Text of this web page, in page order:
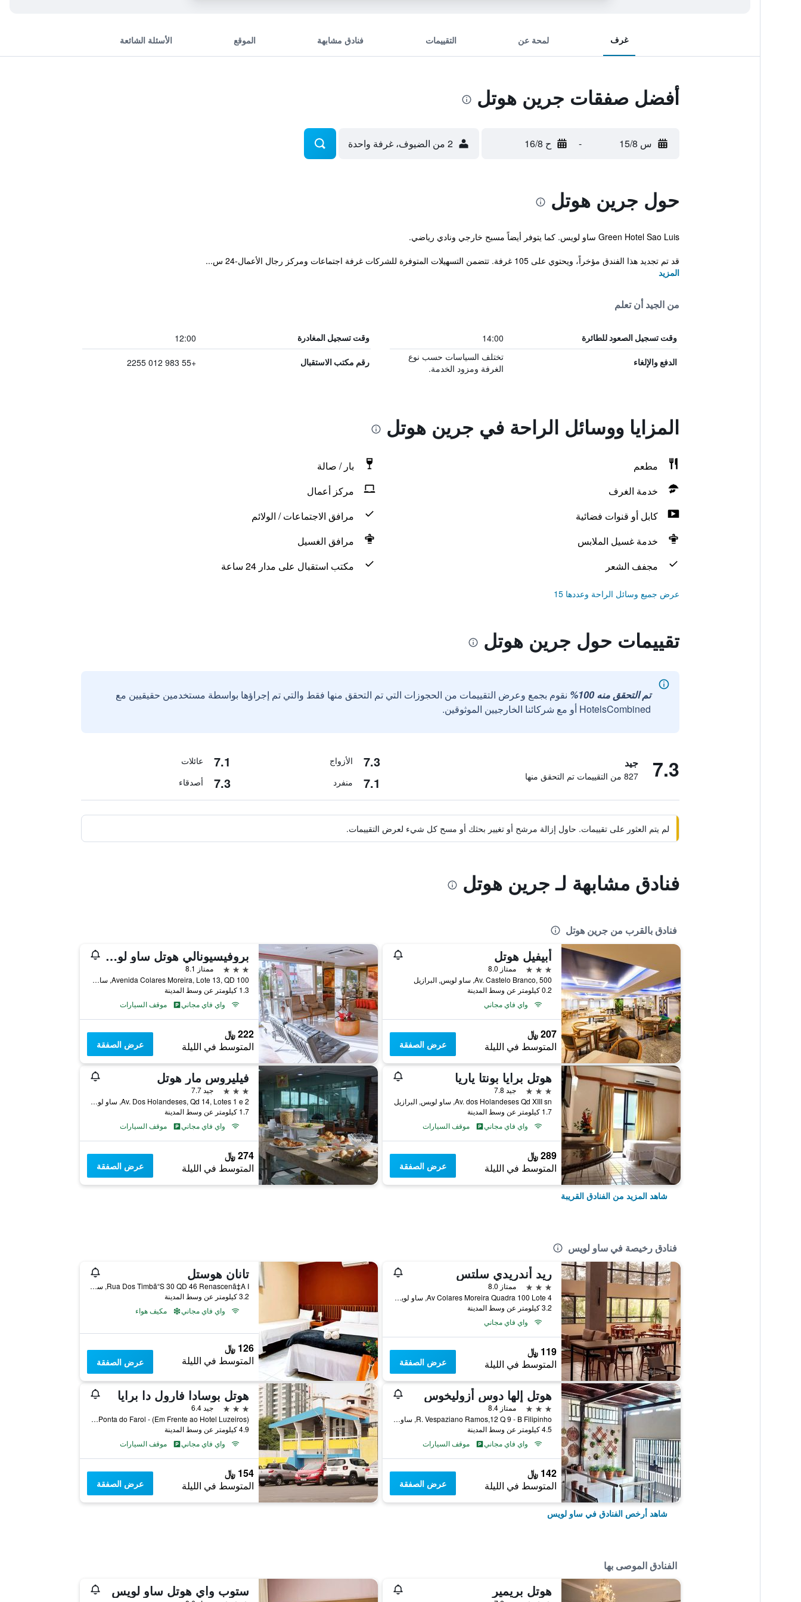
غرف لمحة عن التقييمات فنادق مشابهة الموقع الأسئلة الشائعة
أفضل صفقات جرين هوتل
س 15/8 - ح 16/8 2 من الضيوف، غرفة واحدة
حول جرين هوتل
Green Hotel Sao Luis ساو لويس. كما يتوفر أيضاً مسبح خارجي ونادي رياضي.
قد تم تجديد هذا الفندق مؤخراً، ويحتوي على 105 غرفة. تتضمن التسهيلات المتوفرة للشركات غرفة اجتماعات ومركز رجال الأعمال-24 س...
المزيد
من الجيد أن تعلم
وقت تسجيل الصعود للطائرة 14:00 وقت تسجيل المغادرة 12:00
الدفع والإلغاء
تختلف السياسات حسب نوع
الغرفة ومزود الخدمة.
رقم مكتب الاستقبال +55 983 012 2255
المزايا ووسائل الراحة في جرين هوتل
مطعم
بار / صالة
خدمة الغرف
مركز أعمال
كابل أو قنوات فضائية
مرافق الاجتماعات / الولائم
خدمة غسيل الملابس
مرافق الغسيل
مجفف الشعر
مكتب استقبال على مدار 24 ساعة
عرض جميع وسائل الراحة وعددها 15
تقييمات حول جرين هوتل
تم التحقق منه 100%
نقوم بجمع وعرض التقييمات من الحجوزات التي تم التحقق منها فقط والتي تم إجراؤها بواسطة مستخدمين حقيقيين مع
HotelsCombined أو مع شركائنا الخارجيين الموثوقين.
7.3 جيد
827 من التقييمات تم التحقق منها
7.3 الأزواج 7.1 عائلات
7.1 منفرد 7.3 أصدقاء
لم يتم العثور على تقييمات. حاول إزالة مرشح أو تغيير بحثك أو مسح كل شيء لعرض التقييمات.
فنادق مشابهة لـ جرين هوتل
فنادق بالقرب من جرين هوتل
أبيفيل هوتل
3 نجوم
ممتاز 8.0
Av. Castelo Branco, 500, ساو لويس, البرازيل
0.2 كيلومتر عن وسط المدينة
واي فاي مجاني
207 ﷼
المتوسط في الليلة عرض الصفقة
بروفيسيونالي هوتل ساو لويس
3 نجوم
ممتاز 8.1
Avenida Colares Moreira, Lote 13, QD 100, ساو لويس, البرازيل
1.3 كيلومتر عن وسط المدينة
واي فاي مجاني
موقف السيارات
222 ﷼
المتوسط في الليلة عرض الصفقة
هوتل برايا بونتا ياريا
3 نجوم
جيد 7.8
Av. dos Holandeses Qd XIII sn, ساو لويس, البرازيل
1.7 كيلومتر عن وسط المدينة
واي فاي مجاني
موقف السيارات
289 ﷼
المتوسط في الليلة عرض الصفقة
فيليروس مار هوتل
3 نجوم
جيد 7.7
Av. Dos Holandeses, Qd 14, Lotes 1 e 2, ساو لويس, البرازيل
1.7 كيلومتر عن وسط المدينة
واي فاي مجاني
موقف السيارات
274 ﷼
المتوسط في الليلة عرض الصفقة
شاهد المزيد من الفنادق القريبة
فنادق رخيصة في ساو لويس
ريد أندريدي سلتس
3 نجوم
ممتاز 8.0
Av Colares Moreira Quadra 100 Lote 4, ساو لويس, البرازيل
3.2 كيلومتر عن وسط المدينة
واي فاي مجاني
119 ﷼
المتوسط في الليلة عرض الصفقة
تانان هوستل
Rua Dos Timbã“S 30 QD 46 Renascenã‡A I, ساو لويس, البرازيل
3.2 كيلومتر عن وسط المدينة
واي فاي مجاني
مكيف هواء
126 ﷼
المتوسط في الليلة عرض الصفقة
هوتل إلها دوس أزوليخوس
3 نجوم
ممتاز 8.4
R. Vespaziano Ramos,12 Q 9 - B Filipinho, ساو لويس, البرازيل
4.5 كيلومتر عن وسط المدينة
واي فاي مجاني
موقف السيارات
142 ﷼
المتوسط في الليلة عرض الصفقة
هوتل بوسادا فارول دا برايا
3 نجوم
جيد 6.4
Avenida São Marcos 2 - Ponta do Farol - (Em Frente ao Hotel Luzeiros), ساو لويس, البرازيل
4.9 كيلومتر عن وسط المدينة
واي فاي مجاني
موقف السيارات
154 ﷼
المتوسط في الليلة عرض الصفقة
شاهد أرخص الفنادق في ساو لويس
الفنادق الموصى بها
هوتل بريمير ستوب واي هوتل ساو لويس